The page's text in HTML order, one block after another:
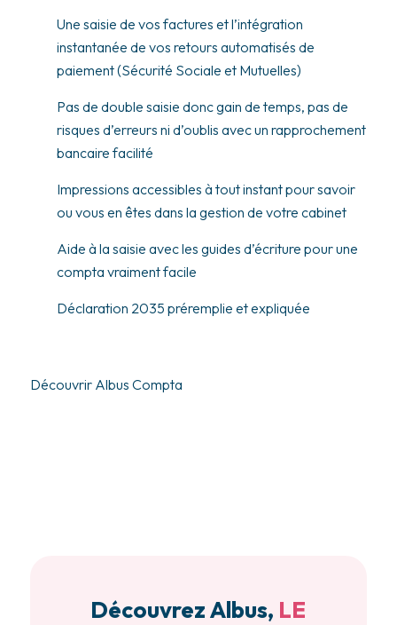
Une saisie de vos factures et l’intégration
instantanée de vos retours automatisés de
paiement (Sécurité Sociale et Mutuelles)
Pas de double saisie donc gain de temps, pas de
risques d’erreurs ni d’oublis avec un rapprochement
bancaire facilité
Impressions accessibles à tout instant pour savoir
ou vous en êtes dans la gestion de votre cabinet
Aide à la saisie avec les guides d’écriture pour une
compta vraiment facile
Déclaration 2035 préremplie et expliquée
Découvrir Albus Compta
Découvrez Albus, LE